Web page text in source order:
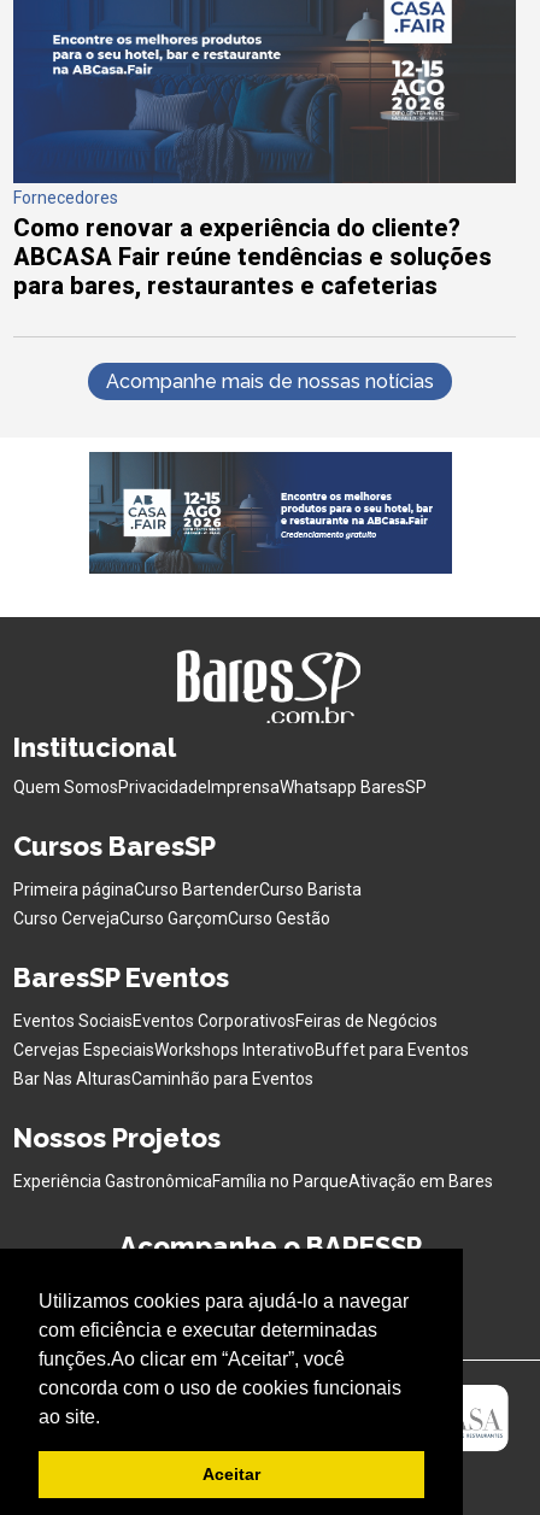
Utilizamos cookies para ajudá-lo a navegar
com eficiência e executar determinadas
funções.Ao clicar em “Aceitar”, você
concorda com o uso de cookies funcionais
ao site.
Aceitar
Fornecedores
Como renovar a experiência do cliente?
ABCASA Fair reúne tendências e soluções
para bares, restaurantes e cafeterias
Acompanhe mais de nossas notícias
Institucional
Quem SomosPrivacidade ImprensaWhatsapp BaresSP
Cursos BaresSP
Primeira páginaCurso BartenderCurso Barista
Curso CervejaCurso GarçomCurso Gestão
BaresSP Eventos
Eventos SociaisEventos CorporativosFeiras de Negócios
Cervejas EspeciaisWorkshops InterativoBuffet para Eventos
Bar Nas AlturasCaminhão para Eventos
Nossos Projetos
Experiência GastronômicaFamília no ParqueAtivação em Bares
Acompanhe o BARESSP